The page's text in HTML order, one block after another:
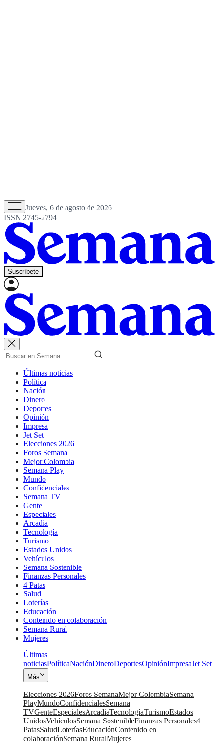
Jueves, 6 de agosto de 2026
ISSN 2745-2794
Suscríbete
Últimas noticias
Política
Nación
Dinero
Deportes
Opinión
Impresa
Jet Set
Elecciones 2026
Foros Semana
Mejor Colombia
Semana Play
Mundo
Confidenciales
Semana TV
Gente
Especiales
Arcadia
Tecnología
Turismo
Estados Unidos
Vehículos
Semana Sostenible
Finanzas Personales
4 Patas
Salud
Loterías
Educación
Contenido en colaboración
Semana Rural
Mujeres
Últimas
noticiasPolíticaNaciónDineroDeportesOpiniónImpresaJet Set
Más
Elecciones 2026Foros SemanaMejor ColombiaSemana
PlayMundoConfidencialesSemana
TVGenteEspecialesArcadiaTecnologíaTurismoEstados
UnidosVehículosSemana SostenibleFinanzas Personales4
PatasSaludLoteríasEducaciónContenido en
colaboraciónSemana RuralMujeres